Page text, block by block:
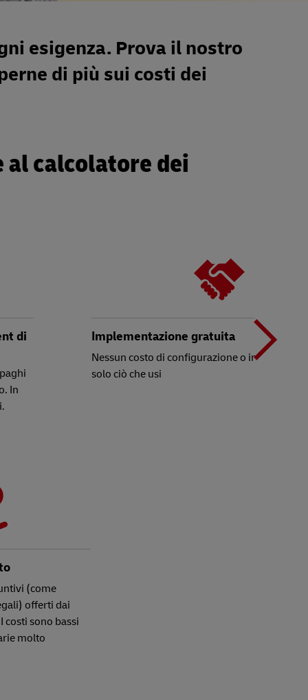
esigenza. Prova il nostro
di più sui costi dei
calcolatore dei
di
In
Implementazione gratuita
Nessun costo di configurazione o
solo ciò che usi
(come
offerti dai
sono bassi
molto